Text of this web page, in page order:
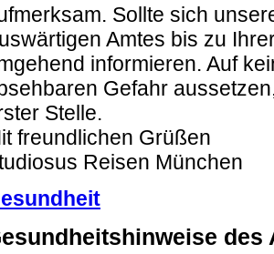
Sollte sich
Amtes bis zu
informieren. Auf
Gefahr
Stelle.
freundlichen Grüßen
Reisen München
des